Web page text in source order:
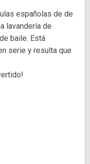
españolas de de
lavandería de
baile. Está
serie y resulta que